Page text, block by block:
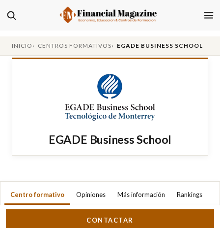
INICIO CENTROS FORMATIVOS EGADE BUSINESS SCHOOL
EGADE Business School
Centro formativo Opiniones Más información Rankings
CONTACTAR